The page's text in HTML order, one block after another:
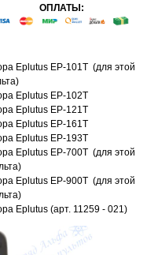
ОПЛАТЫ:
Eplutus EP-101T (для этой
Eplutus EP-102T
Eplutus EP-121T
Eplutus EP-161T
Eplutus EP-193T
Eplutus EP-700T (для этой
Eplutus EP-900T (для этой
Eplutus (арт. 11259 - 021)